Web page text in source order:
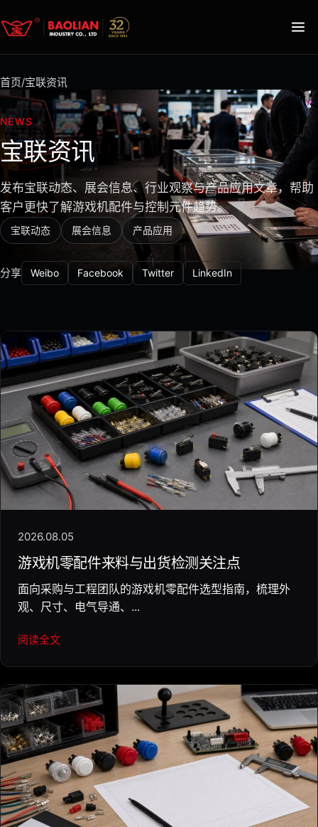
首页/宝联资讯
NEWS
宝联资讯
发布宝联动态、展会信息、行业观察与产品应用文章，帮助
客户更快了解游戏机配件与控制元件趋势。
宝联动态 展会信息 产品应用
分享 Weibo Facebook Twitter LinkedIn
2026.08.05
游戏机零配件来料与出货检测关注点
面向采购与工程团队的游戏机零配件选型指南，梳理外
观、尺寸、电气导通、...
阅读全文